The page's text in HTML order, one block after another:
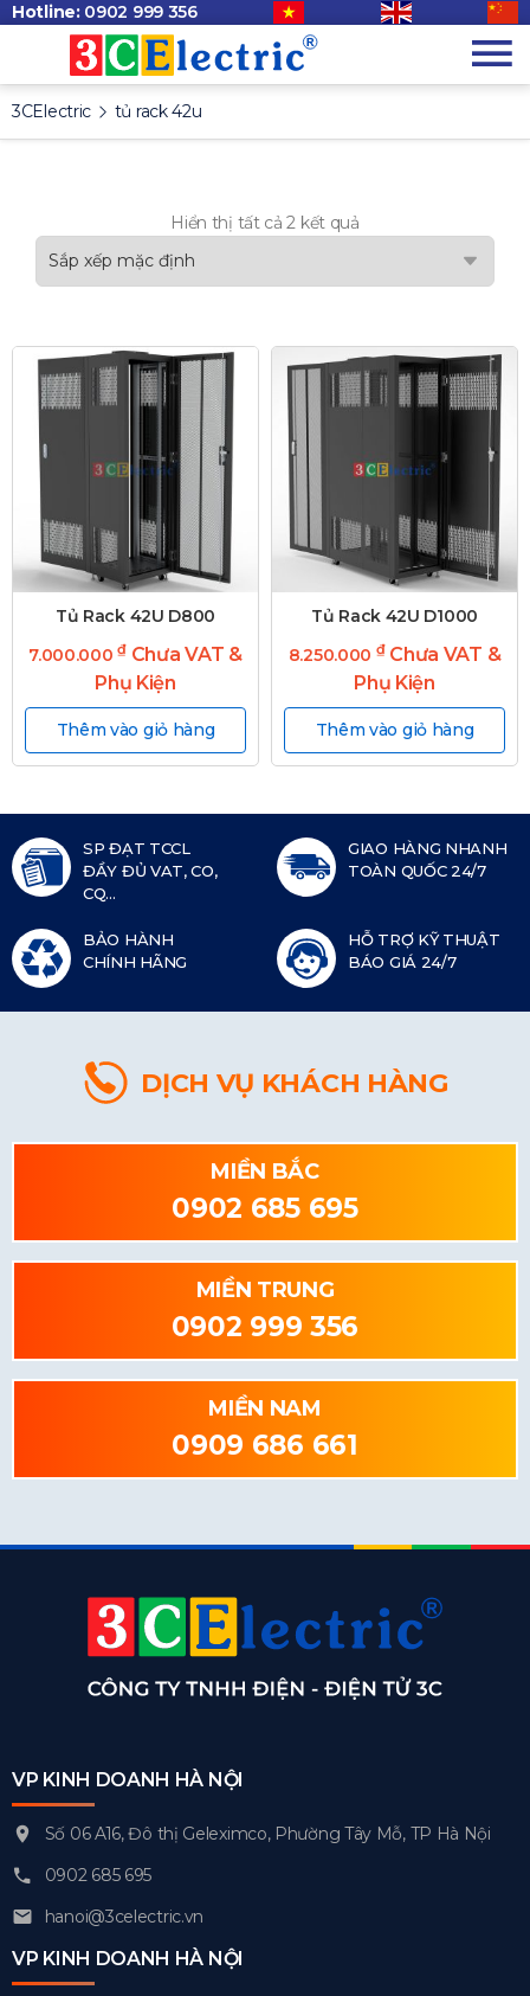
Hotline: 0902 999 356
3CElectric tủ rack 42u
Hiển thị tất cả 2 kết quả
Tủ Rack 42U D800
7.000.000₫ Chưa VAT &
Phụ Kiện
Thêm vào giỏ hàng
Tủ Rack 42U D1000
8.250.000 ₫Chưa VAT &
Phụ Kiện
Thêm vào giỏ hàng
SP ĐẠT TCCL
ĐẦY ĐỦ VAT, CO,
CQ...
GIAO HÀNG NHANH
TOÀN QUỐC 24/7
BẢO HÀNH
CHÍNH HÃNG
HỖ TRỢ KỸ THUẬT
BÁO GIÁ 24/7
DỊCH VỤ KHÁCH HÀNG
MIỀN BẮC
0902 685 695
MIỀN TRUNG
0902 999 356
MIỀN NAM
0909 686 661
VP KINH DOANH HÀ NỘI
Số 06 A16, Đô thị Geleximco, Phường Tây Mỗ, TP Hà Nội
0902 685 695
hanoi@3celectric.vn
VP KINH DOANH HÀ NỘI